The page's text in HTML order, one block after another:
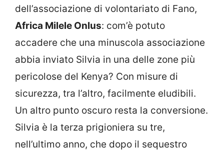
dell’associazione di volontariato di Fano,
Africa Milele Onlus: com’è potuto
accadere che una minuscola associazione
abbia inviato Silvia in una delle zone più
pericolose del Kenya? Con misure di
sicurezza, tra l’altro, facilmente eludibili.
Un altro punto oscuro resta la conversione.
Silvia è la terza prigioniera su tre,
nell’ultimo anno, che dopo il sequestro